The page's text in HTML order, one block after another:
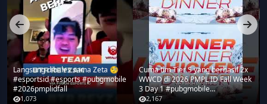
Langsung dibales sama Zeta 🧐
#esportsid #esports #pubgmobile
#2026pmplidfall
1,073
Cuma tim Tier S yang berhasil 2x
WWCD di 2026 PMPL ID Fall Week
3 Day 1 #pubgmobile
#2026pmplidfall
2,167